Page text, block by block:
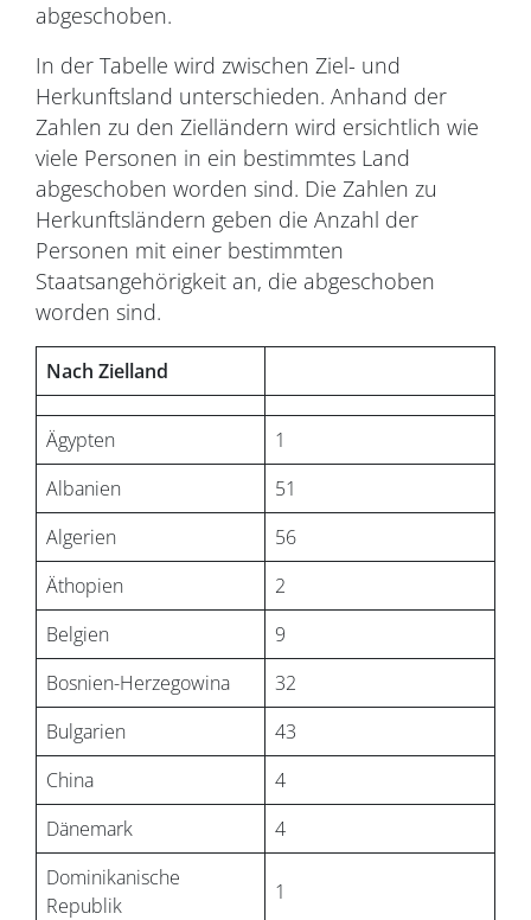
abgeschoben.
In der Tabelle wird zwischen Ziel- und
Herkunftsland unterschieden. Anhand der
Zahlen zu den Zielländern wird ersichtlich wie
viele Personen in ein bestimmtes Land
abgeschoben worden sind. Die Zahlen zu
Herkunftsländern geben die Anzahl der
Personen mit einer bestimmten
Staatsangehörigkeit an, die abgeschoben
worden sind.
Nach Zielland
Ägypten
1
Albanien
51
Algerien
56
Äthopien
2
Belgien
9
Bosnien-Herzegowina
32
Bulgarien
43
China
4
Dänemark
4
Dominikanische
Republik
1